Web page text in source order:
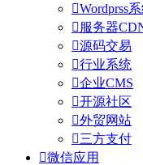
Wordprss
 服务器
源码交易
行业系统
企业CMS
开源社区
外贸网站
三方支付
微信应用